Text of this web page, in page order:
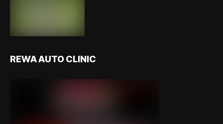
REWA AUTO CLINIC